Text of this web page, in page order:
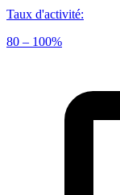
Taux d'activité:
80 – 100%